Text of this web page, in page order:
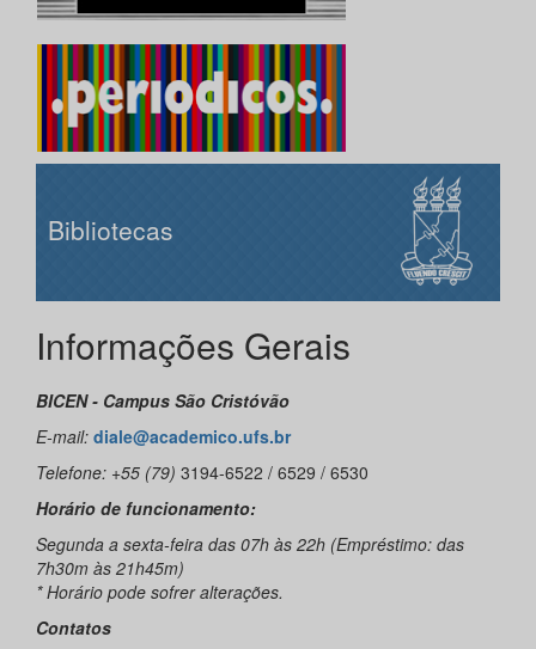
Bibliotecas
Informações Gerais
BICEN - Campus São Cristóvão
E-mail: diale@academico.ufs.br
Telefone: +55 (79) 3194-6522 / 6529 / 6530
Horário de funcionamento:
Segunda a sexta-feira das 07h às 22h (Empréstimo: das
7h30m às 21h45m)
* Horário pode sofrer alterações.
Contatos